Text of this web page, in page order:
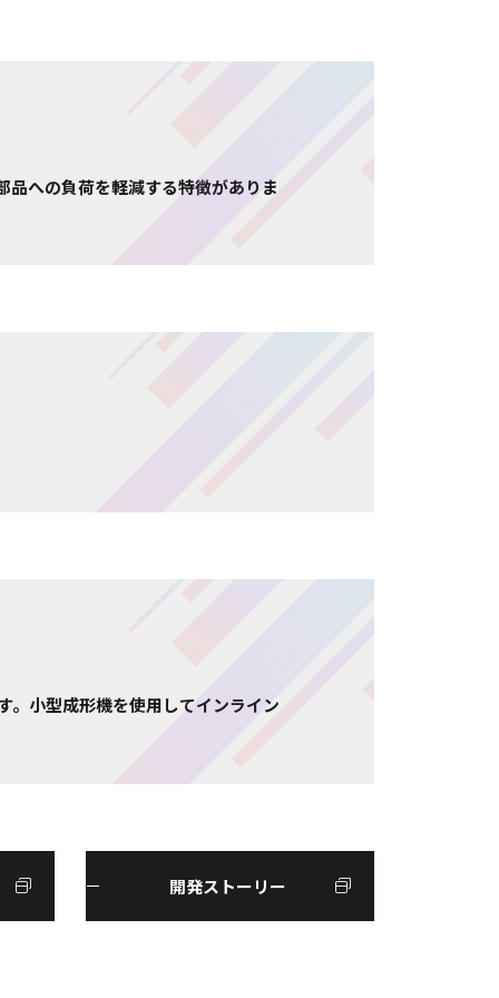
への負荷を軽減する特徴がありま
。小型成形機を使用してインライン
開発ストーリー